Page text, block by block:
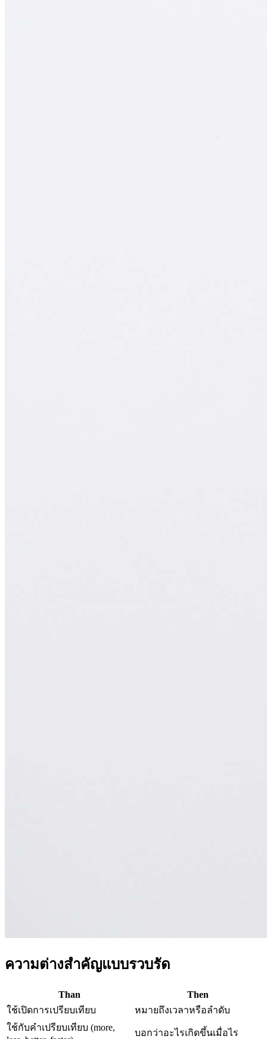
ความต่างสำคัญแบบรวบรัด
Than
Then
ใช้เปิดการเปรียบเทียบ
หมายถึงเวลาหรือลำดับ
ใช้กับคำเปรียบเทียบ (more,
บอกว่าอะไรเกิดขึ้นเมื่อไร